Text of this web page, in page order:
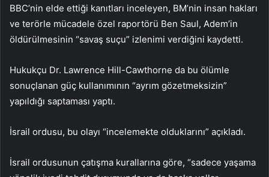
BBC’nin elde ettiği kanıtları inceleyen, BM’nin insan hakları
ve terörle mücadele özel raportörü Ben Saul, Adem’in
öldürülmesinin “savaş suçu” izlenimi verdiğini kaydetti.
Hukukçu Dr. Lawrence Hill-Cawthorne da bu ölümle
sonuçlanan güç kullanımının “ayrım gözetmeksizin”
yapıldığı saptaması yaptı.
İsrail ordusu, bu olayı “incelemekte olduklarını” açıkladı.
İsrail ordusunun çatışma kurallarına göre, “sadece yaşama